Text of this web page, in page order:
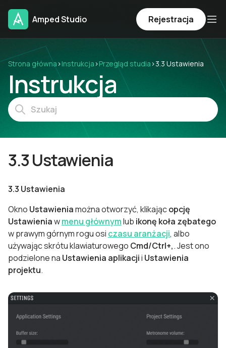
Amped Studio Rejestracja
Strona główna ›Instrukcja ›Przegląd studia ›3.3 Ustawienia
Instrukcja
3.3 Ustawienia
3.3 Ustawienia
Okno Ustawieniamożna otworzyć, klikającopcję
Ustawieniawmenu głównymlub ikonę koła zębatego
w prawym górnym rogu osi czasu aranżacji, albo
używając skrótu klawiaturowego Cmd/Ctrl+,. Jest ono
podzielone na Ustawienia aplikacjii Ustawienia
projektu.